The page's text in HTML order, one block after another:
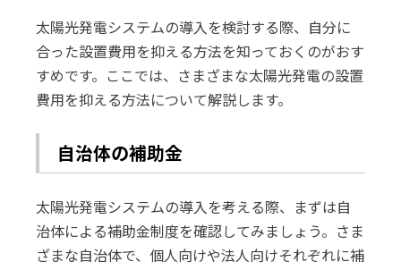
太陽光発電システムの導入を検討する際、自分に
合った設置費用を抑える方法を知っておくのがおす
すめです。ここでは、さまざまな太陽光発電の設置
費用を抑える方法について解説します。
自治体の補助金
太陽光発電システムの導入を考える際、まずは自
治体による補助金制度を確認してみましょう。さま
ざまな自治体で、個人向けや法人向けそれぞれに補